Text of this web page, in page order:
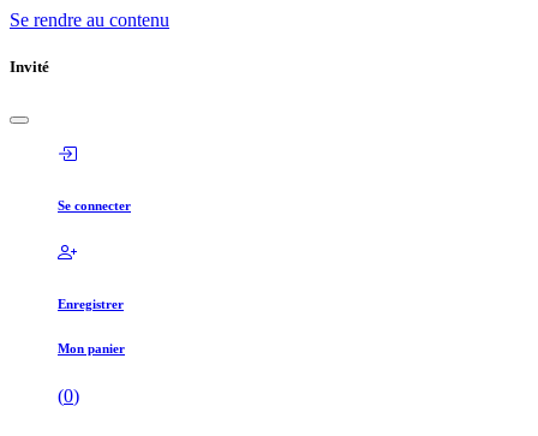
Se rendre au contenu
Invité
Se connecter
Enregistrer
Mon panier
(0)